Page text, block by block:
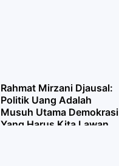
Rahmat Mirzani Djausal:
Politik Uang Adalah
Musuh Utama Demokrasi
Yang Harus Kita Lawan